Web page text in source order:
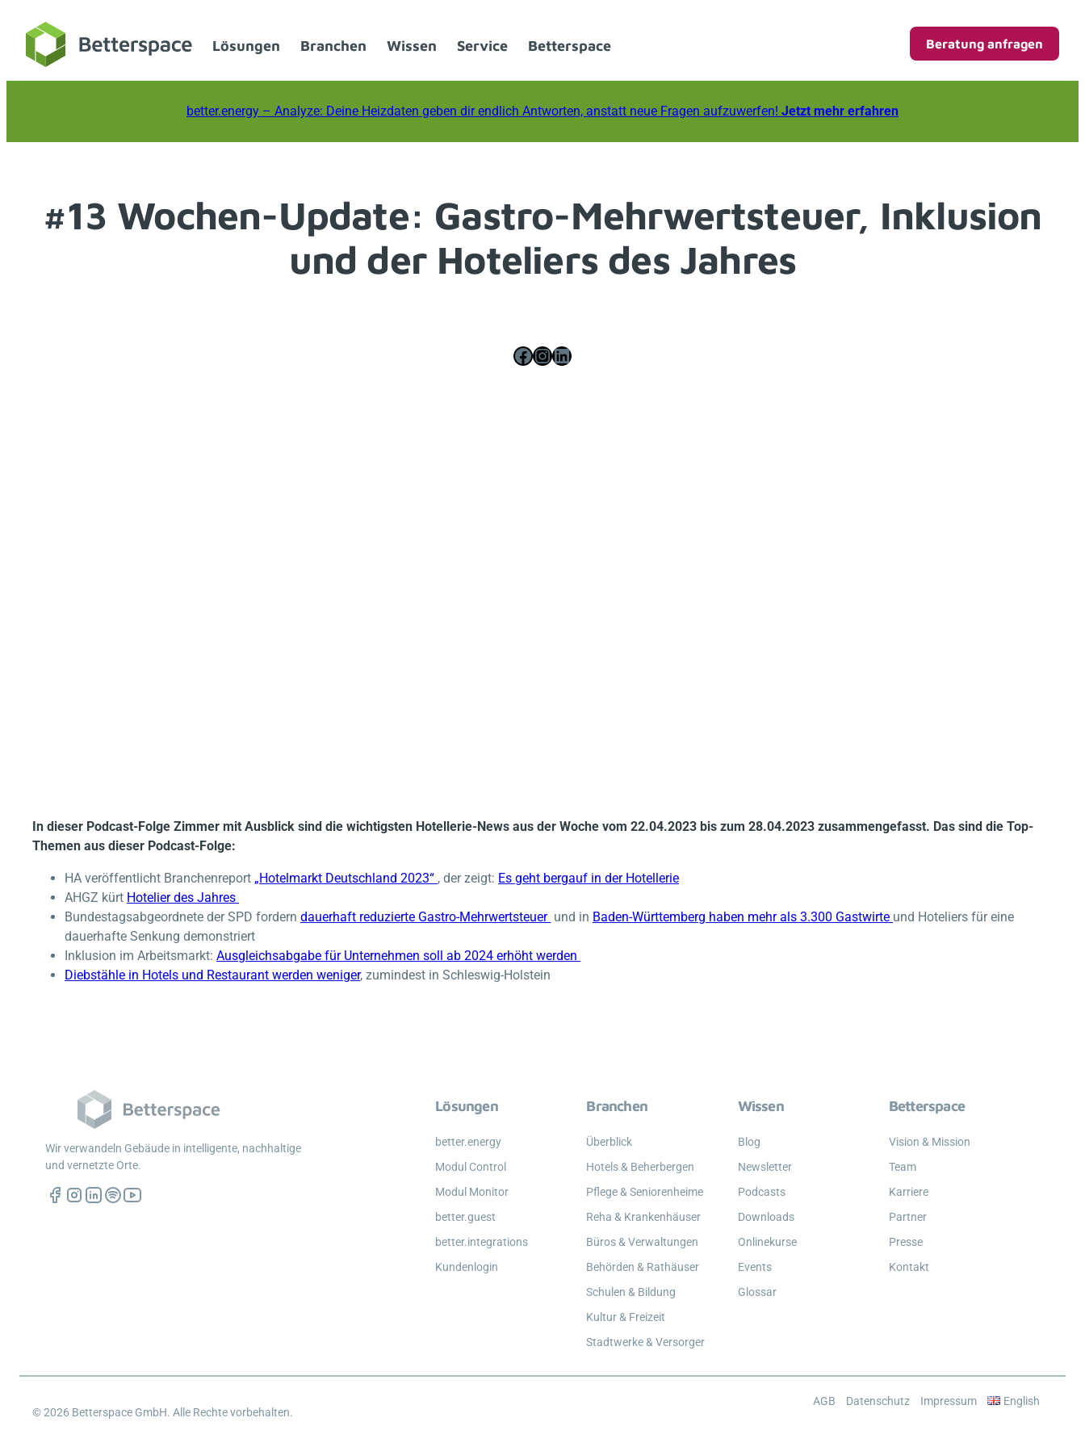
Inhalt
springen
Lösungen Branchen Wissen Service Betterspace Beratung anfragen
better.energy – Analyze: Deine Heizdaten geben dir endlich Antworten, anstatt neue Fragen aufzuwerfen! Jetzt mehr erfahren
#13 Wochen-Update: Gastro-Mehrwertsteuer, Inklusion
und der Hoteliers des Jahres
Facebook
Instagram
LinkedIn
In dieser Podcast-Folge Zimmer mit Ausblick sind die wichtigsten Hotellerie-News aus der Woche vom 22.04.2023 bis zum 28.04.2023 zusammengefasst. Das sind die Top-
Themen aus dieser Podcast-Folge:
HA veröffentlicht Branchenreport „Hotelmarkt Deutschland 2023“ , der zeigt: Es geht bergauf in der Hotellerie
AHGZ kürt Hotelier des Jahres
Bundestagsabgeordnete der SPD fordern dauerhaft reduzierte Gastro-Mehrwertsteuer und in Baden-Württemberg haben mehr als 3.300 Gastwirte und Hoteliers für eine
dauerhafte Senkung demonstriert
Inklusion im Arbeitsmarkt: Ausgleichsabgabe für Unternehmen soll ab 2024 erhöht werden
Diebstähle in Hotels und Restaurant werden weniger, zumindest in Schleswig-Holstein
Wir verwandeln Gebäude in intelligente, nachhaltige
und vernetzte Orte.
Lösungen
better.energy
Modul Control
Modul Monitor
better.guest
better.integrations
Kundenlogin
Branchen
Überblick
Hotels & Beherbergen
Pflege & Seniorenheime
Reha & Krankenhäuser
Büros & Verwaltungen
Behörden & Rathäuser
Schulen & Bildung
Kultur & Freizeit
Stadtwerke & Versorger
Wissen
Blog
Newsletter
Podcasts
Downloads
Onlinekurse
Events
Glossar
Betterspace
Vision & Mission
Team
Karriere
Partner
Presse
Kontakt
© 2026 Betterspace GmbH. Alle Rechte vorbehalten.
AGB Datenschutz Impressum English